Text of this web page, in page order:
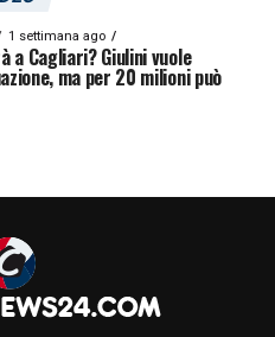
1 settimana ago
a Cagliari? Giulini vuole
ma per 20 milioni può